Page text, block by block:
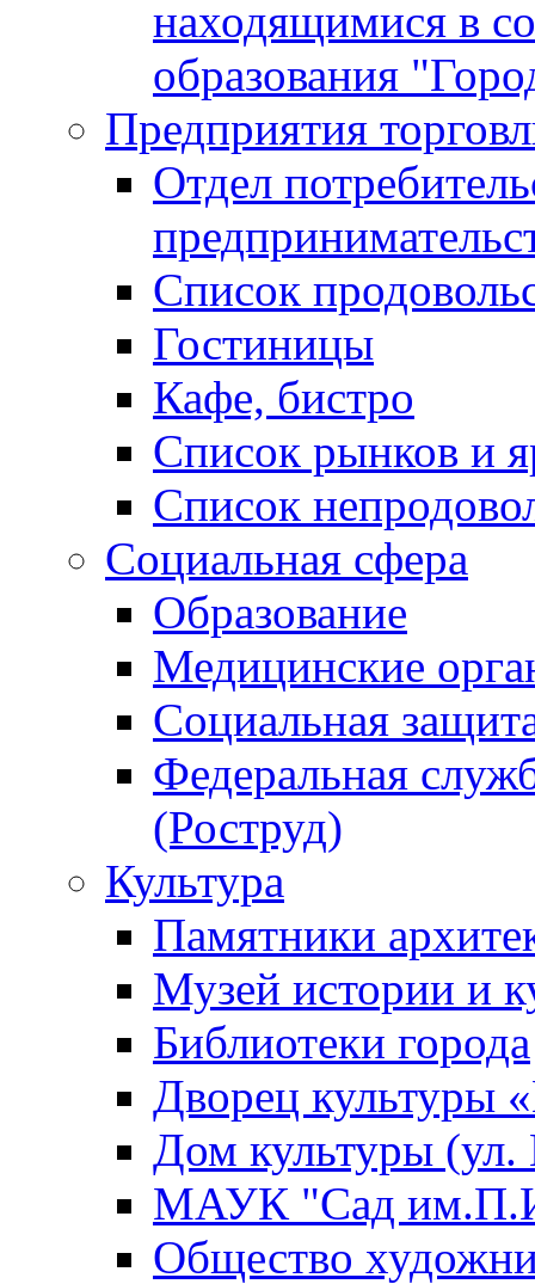
находящимися в
образования
Предприятия
Отдел
Список
Гостиницы
Кафе, бистро
Cписок рынков и
Список
Социальная сфера
Образование
Медицинские
Социальная
Федеральная
(Роструд)
Культура
Памятники
Музей истории и
Библиотеки города
Дворец культуры
Дом культуры (ул.
МАУК "Сад
Общество